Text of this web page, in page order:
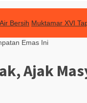
Bersih Muktamar XVI
Emas Ini
Ajak